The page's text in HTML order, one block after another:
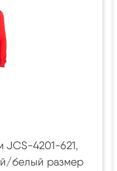
JCS-4201-621,
белый размер